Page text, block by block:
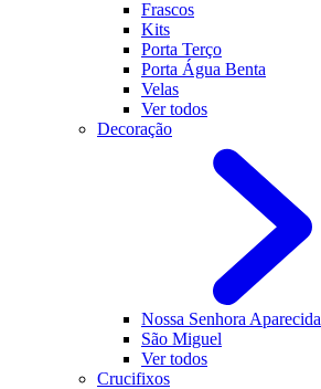
Frascos
Kits
Porta Terço
Porta Água Benta
Velas
Ver todos
Decoração
Nossa Senhora Aparecida
São Miguel
Ver todos
Crucifixos